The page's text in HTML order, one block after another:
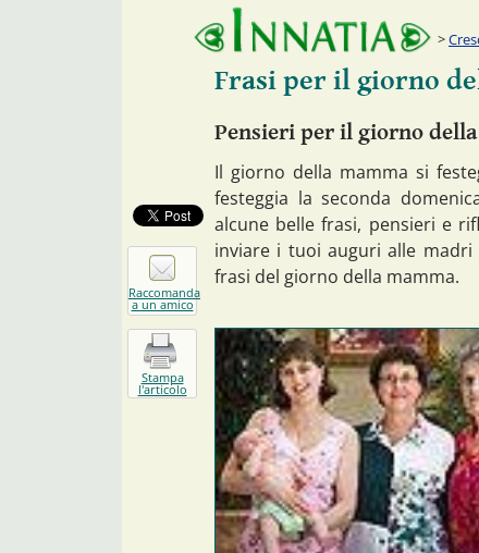
Frasi per il giorno
Pensieri per il giorno
Il giorno della mamma si
festeggia la seconda
alcune belle frasi, pensieri e
inviare i tuoi auguri alle
frasi del giorno della mamma.
Raccomanda
a un amico
Stampa
l'articolo